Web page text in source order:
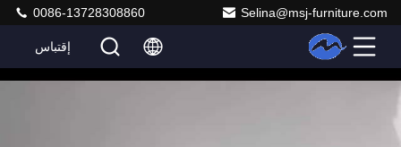
Selina@msj-furniture.com
0086-13728308860
إقتباس